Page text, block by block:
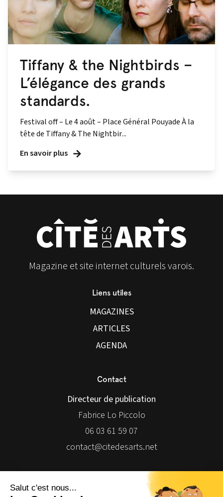
Tiffany & the Nightbirds –
L’élégance des grands
standards.
Festival off – Le 4 août – Place Général Pouyade À la
tête de Tiffany & The Nightbir...
En savoir plus
Magazine et site internet culturels varois.
Liens utiles
MAGAZINES
ARTICLES
AGENDA
Contact
Directeur de publication
Fabrice Lo Piccolo
06 03 61 59 07
contact@citedesarts.net